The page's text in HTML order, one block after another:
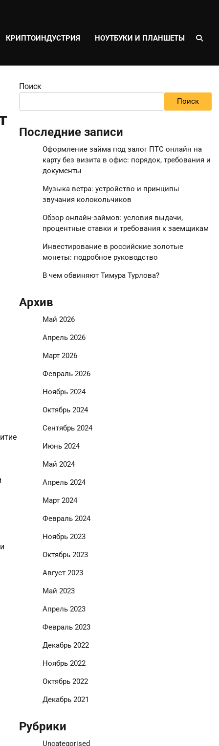
КРИПТОИНДУСТРИЯ НОУТБУКИ И ПЛАНШЕТЫ
Поиск
Поиск
Последние записи
Оформление займа под залог ПТС онлайн на
карту без визита в офис: порядок, требования и
документы
Музыка ветра: устройство и принципы
звучания колокольчиков
Обзор онлайн-займов: условия выдачи,
процентные ставки и требования к заемщикам
Инвестирование в российские золотые
монеты: подробное руководство
В чем обвиняют Тимура Турлова?
Архив
Май 2026
Апрель 2026
Март 2026
Февраль 2026
Ноябрь 2024
Октябрь 2024
Сентябрь 2024
Июнь 2024
Май 2024
Апрель 2024
Март 2024
Февраль 2024
Ноябрь 2023
Октябрь 2023
Август 2023
Май 2023
Апрель 2023
Февраль 2023
Декабрь 2022
Ноябрь 2022
Октябрь 2022
Декабрь 2021
Рубрики
Uncategorised